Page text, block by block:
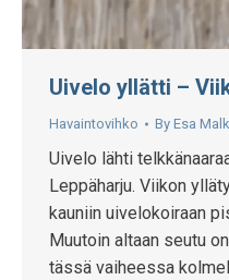
Uivelo yllätti –
Havaintovihko By Esa
Uivelo lähti
Leppäharju. Viikon
kauniin uivelokoiraan
Muutoin altaan seutu
tässä vaiheessa